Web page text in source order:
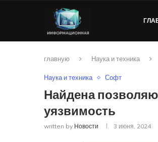
главную Наука и техника
Наука и техника Софт
Найдена
уязвимость
written by Новости 3 июня, 2024